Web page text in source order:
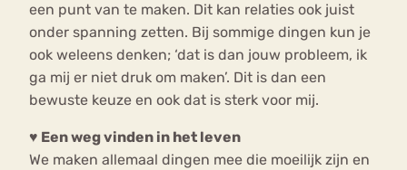
een punt van te maken. Dit kan relaties ook juist
onder spanning zetten. Bij sommige dingen kun je
ook weleens denken; ‘dat is dan jouw probleem, ik
ga mij er niet druk om maken’. Dit is dan een
bewuste keuze en ook dat is sterk voor mij.
♥ Een weg vinden in het leven
We maken allemaal dingen mee die moeilijk zijn en